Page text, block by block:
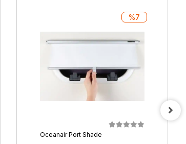
Oceanair Port Shade
%7